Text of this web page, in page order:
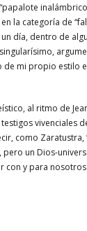
la categoría de
día, dentro de
mi propio estilo
al ritmo de
vivenciales
como
pero un Dios-
con y para